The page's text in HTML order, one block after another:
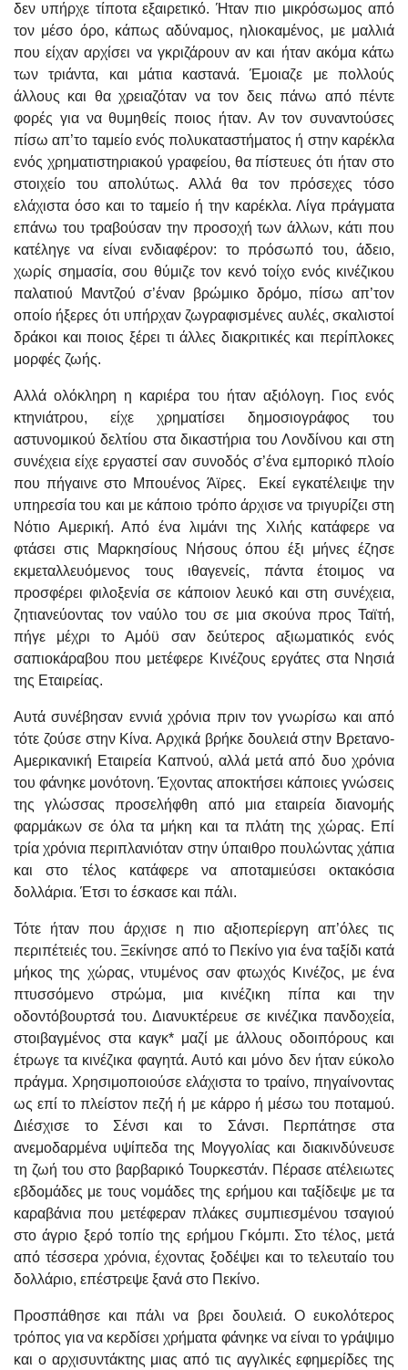
δεν υπήρχε τίποτα εξαιρετικό. Ήταν πιο μικρόσωμος από
τον μέσο όρο, κάπως αδύναμος, ηλιοκαμένος, με μαλλιά
που είχαν αρχίσει να γκριζάρουν αν και ήταν ακόμα κάτω
των τριάντα, και μάτια καστανά. Έμοιαζε με πολλούς
άλλους και θα χρειαζόταν να τον δεις πάνω από πέντε
φορές για να θυμηθείς ποιος ήταν. Αν τον συναντούσες
πίσω απ’το ταμείο ενός πολυκαταστήματος ή στην καρέκλα
ενός χρηματιστηριακού γραφείου, θα πίστευες ότι ήταν στο
στοιχείο του απολύτως. Αλλά θα τον πρόσεχες τόσο
ελάχιστα όσο και το ταμείο ή την καρέκλα. Λίγα πράγματα
επάνω του τραβούσαν την προσοχή των άλλων, κάτι που
κατέληγε να είναι ενδιαφέρον: το πρόσωπό του, άδειο,
χωρίς σημασία, σου θύμιζε τον κενό τοίχο ενός κινέζικου
παλατιού Μαντζού σ’έναν βρώμικο δρόμο, πίσω απ’τον
οποίο ήξερες ότι υπήρχαν ζωγραφισμένες αυλές, σκαλιστοί
δράκοι και ποιος ξέρει τι άλλες διακριτικές και περίπλοκες
μορφές ζωής.
Αλλά ολόκληρη η καριέρα του ήταν αξιόλογη. Γιος ενός
κτηνιάτρου, είχε χρηματίσει δημοσιογράφος του
αστυνομικού δελτίου στα δικαστήρια του Λονδίνου και στη
συνέχεια είχε εργαστεί σαν συνοδός σ’ένα εμπορικό πλοίο
που πήγαινε στο Μπουένος Άϊρες. Εκεί εγκατέλειψε την
υπηρεσία του και με κάποιο τρόπο άρχισε να τριγυρίζει στη
Νότιο Αμερική. Από ένα λιμάνι της Χιλής κατάφερε να
φτάσει στις Μαρκησίους Νήσους όπου έξι μήνες έζησε
εκμεταλλευόμενος τους ιθαγενείς, πάντα έτοιμος να
προσφέρει φιλοξενία σε κάποιον λευκό και στη συνέχεια,
ζητιανεύοντας τον ναύλο του σε μια σκούνα προς Ταϊτή,
πήγε μέχρι το Αμόϋ σαν δεύτερος αξιωματικός ενός
σαπιοκάραβου που μετέφερε Κινέζους εργάτες στα Νησιά
της Εταιρείας.
Αυτά συνέβησαν εννιά χρόνια πριν τον γνωρίσω και από
τότε ζούσε στην Κίνα. Αρχικά βρήκε δουλειά στην Βρετανο-
Αμερικανική Εταιρεία Καπνού, αλλά μετά από δυο χρόνια
του φάνηκε μονότονη. Έχοντας αποκτήσει κάποιες γνώσεις
της γλώσσας προσελήφθη από μια εταιρεία διανομής
φαρμάκων σε όλα τα μήκη και τα πλάτη της χώρας. Επί
τρία χρόνια περιπλανιόταν στην ύπαιθρο πουλώντας χάπια
και στο τέλος κατάφερε να αποταμιεύσει οκτακόσια
δολλάρια. Έτσι το έσκασε και πάλι.
Τότε ήταν που άρχισε η πιο αξιοπερίεργη απ’όλες τις
περιπέτειές του. Ξεκίνησε από το Πεκίνο για ένα ταξίδι κατά
μήκος της χώρας, ντυμένος σαν φτωχός Κινέζος, με ένα
πτυσσόμενο στρώμα, μια κινέζικη πίπα και την
οδοντόβουρτσά του. Διανυκτέρευε σε κινέζικα πανδοχεία,
στοιβαγμένος στα καγκ* μαζί με άλλους οδοιπόρους και
έτρωγε τα κινέζικα φαγητά. Αυτό και μόνο δεν ήταν εύκολο
πράγμα. Χρησιμοποιούσε ελάχιστα το τραίνο, πηγαίνοντας
ως επί το πλείστον πεζή ή με κάρρο ή μέσω του ποταμού.
Διέσχισε το Σένσι και το Σάνσι. Περπάτησε στα
ανεμοδαρμένα υψίπεδα της Μογγολίας και διακινδύνευσε
τη ζωή του στο βαρβαρικό Τουρκεστάν. Πέρασε ατέλειωτες
εβδομάδες με τους νομάδες της ερήμου και ταξίδεψε με τα
καραβάνια που μετέφεραν πλάκες συμπιεσμένου τσαγιού
στο άγριο ξερό τοπίο της ερήμου Γκόμπι. Στο τέλος, μετά
από τέσσερα χρόνια, έχοντας ξοδέψει και το τελευταίο του
δολλάριο, επέστρεψε ξανά στο Πεκίνο.
Προσπάθησε και πάλι να βρει δουλειά. Ο ευκολότερος
τρόπος για να κερδίσει χρήματα φάνηκε να είναι το γράψιμο
και ο αρχισυντάκτης μιας από τις αγγλικές εφημερίδες της